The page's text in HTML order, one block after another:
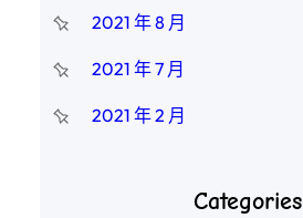
2021 年 8 月
2021 年 7 月
2021 年 2 月
Categories